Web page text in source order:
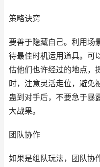
策略诀窍
要善于隐藏自己。利用场
待最佳时机运用道具。可
估他们也许经过的地点，
时，注意灵活走位，避免
蛊到对手后，不要急于暴
大战果。
团队协作
如果是组队玩法，团队协